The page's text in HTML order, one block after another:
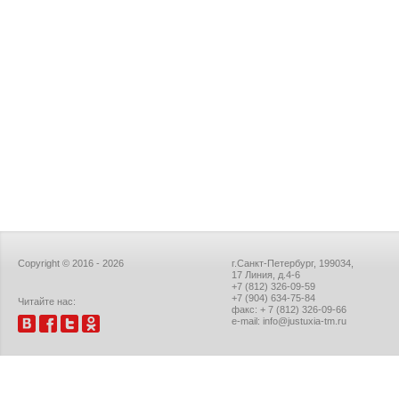
Copyright © 2016 - 2026
Читайте нас:
г.Санкт-Петербург, 199034,
17 Линия, д.4-6
+7 (812) 326-09-59
+7 (904) 634-75-84
факс: + 7 (812) 326-09-66
e-mail: info@justuxia-tm.ru